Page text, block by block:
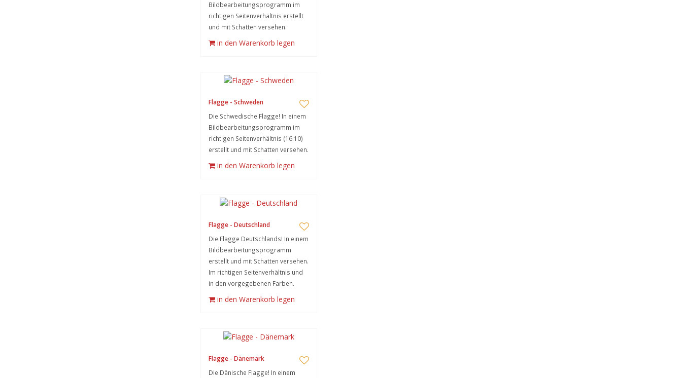
Bildbearbeitungsprogramm im
richtigen Seitenverhältnis erstellt
und mit Schatten versehen.
in den Warenkorb legen
Flagge - Schweden
Die Schwedische Flagge! In einem
Bildbearbeitungsprogramm im
richtigen Seitenverhältnis (16:10)
erstellt und mit Schatten versehen.
in den Warenkorb legen
Flagge - Deutschland
Die Flagge Deutschlands! In einem
Bildbearbeitungsprogramm
erstellt und mit Schatten versehen.
Im richtigen Seitenverhältnis und
in den vorgegebenen Farben.
in den Warenkorb legen
Flagge - Dänemark
Die Dänische Flagge! In einem